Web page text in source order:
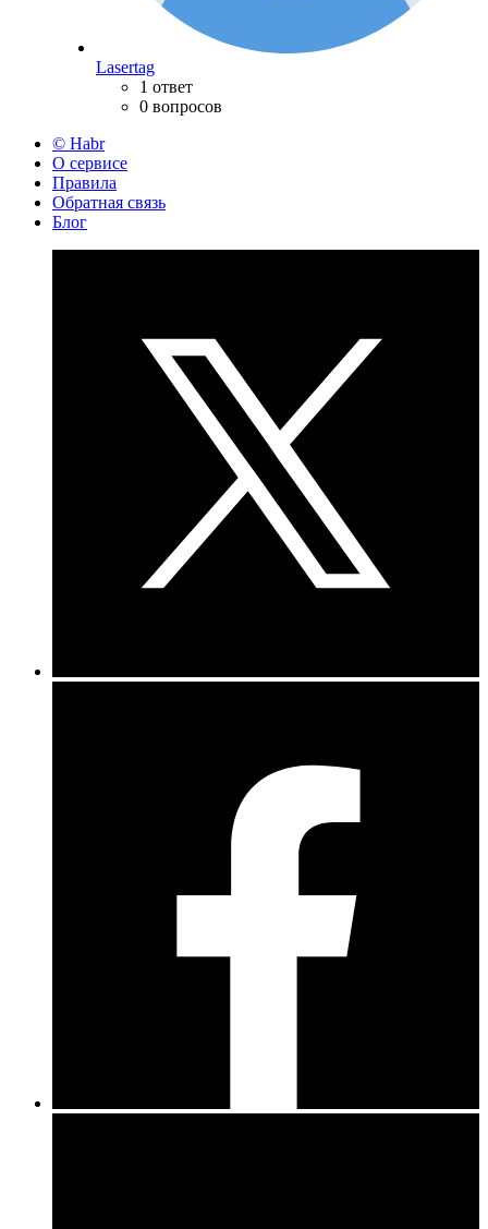
Lasertag
1 ответ
0 вопросов
© Habr
О сервисе
Правила
Обратная связь
Блог